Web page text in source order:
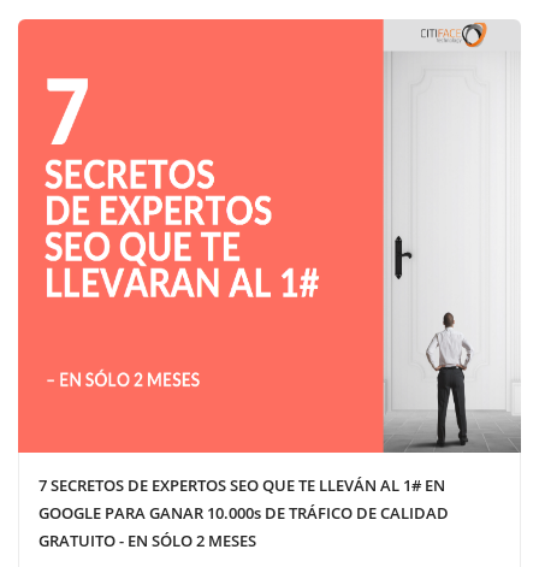
7 SECRETOS DE EXPERTOS SEO QUE TE LLEVÁN AL 1# EN
GOOGLE PARA GANAR 10.000s DE TRÁFICO DE CALIDAD
GRATUITO - EN SÓLO 2 MESES